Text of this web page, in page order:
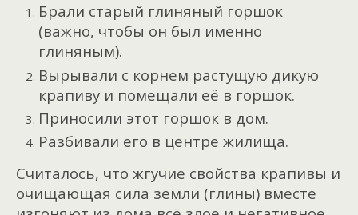
Брали старый глиняный горшок
(важно, чтобы он был именно
глиняным).
Вырывали с корнем растущую дикую
крапиву и помещали её в горшок.
Приносили этот горшок в дом.
Разбивали его в центре жилища.
Считалось, что жгучие свойства крапивы и
очищающая сила земли (глины) вместе